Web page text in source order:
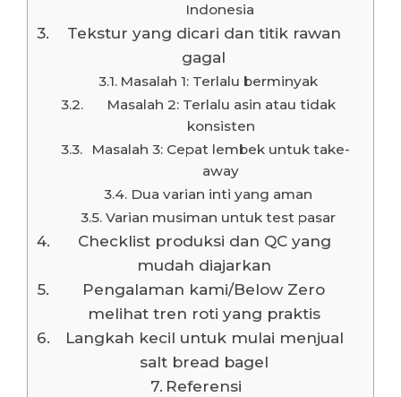
Indonesia
Tekstur yang dicari dan titik rawan
gagal
Masalah 1: Terlalu berminyak
Masalah 2: Terlalu asin atau tidak
konsisten
Masalah 3: Cepat lembek untuk take-
away
Dua varian inti yang aman
Varian musiman untuk test pasar
Checklist produksi dan QC yang
mudah diajarkan
Pengalaman kami/Below Zero
melihat tren roti yang praktis
Langkah kecil untuk mulai menjual
salt bread bagel
Referensi